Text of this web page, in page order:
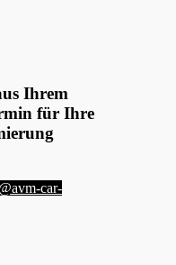
Ihrem
für Ihre
car-